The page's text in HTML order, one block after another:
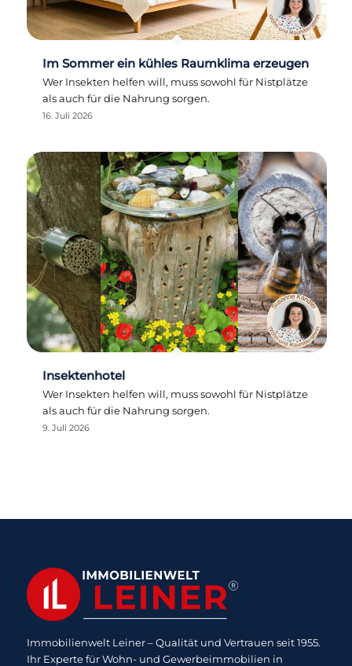
Im Sommer ein kühles Raumklima erzeugen
Wer Insekten helfen will, muss sowohl für Nistplätze
als auch für die Nahrung sorgen.
16. Juli 2026
Insektenhotel
Wer Insekten helfen will, muss sowohl für Nistplätze
als auch für die Nahrung sorgen.
9. Juli 2026
Immobilienwelt Leiner – Qualität und Vertrauen seit 1955.
Ihr Experte für Wohn- und Gewerbeimmobilien in